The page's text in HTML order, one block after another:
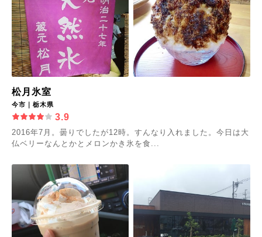
松月氷室
今市｜栃木県
3.9
2016年7月。曇りでしたが12時。すんなり入れました。今日は大
仏ベリーなんとかとメロンかき氷を食...